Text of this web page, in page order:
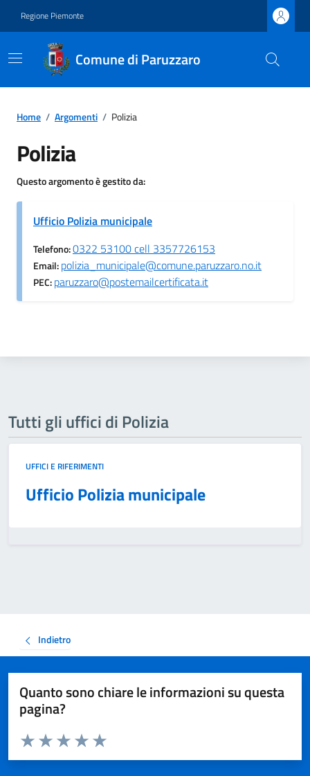
Regione Piemonte
Comune di Paruzzaro
Home / Argomenti / Polizia
Polizia
Questo argomento è gestito da:
Ufficio Polizia municipale
Telefono:0322 53100 cell 3357726153
Email:polizia_municipale@comune.paruzzaro.no.it
PEC:paruzzaro@postemailcertificata.it
Tutti gli uffici di Polizia
UFFICI E RIFERIMENTI
Ufficio Polizia municipale
Indietro
Quanto sono chiare le informazioni su questa
pagina?
Valuta da 1 a 5 stelle la pagina
Valuta 5 stelle su 5
Valuta 4 stelle su 5
Valuta 3 stelle su 5
Valuta 2 stelle su 5
Valuta 1 stelle su 5